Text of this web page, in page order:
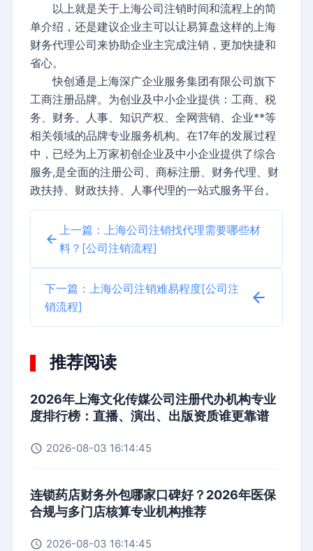
以上就是关于上海公司注销时间和流程上的简
单介绍，还是建议企业主可以让易算盘这样的上海
财务代理公司来协助企业主完成注销，更加快捷和
省心。
快创通是上海深广企业服务集团有限公司旗下
工商注册品牌。为创业及中小企业提供：工商、税
务、财务、人事、知识产权、全网营销、企业**等
相关领域的品牌专业服务机构。在17年的发展过程
中，已经为上万家初创企业及中小企业提供了综合
服务,是全面的注册公司、商标注册、财务代理、财
政扶持、财政扶持、人事代理的一站式服务平台。
上一篇：上海公司注销找代理需要哪些材
料？[公司注销流程]
下一篇：上海公司注销难易程度[公司注
销流程]
推荐阅读
2026年上海文化传媒公司注册代办机构专业
度排行榜：直播、演出、出版资质谁更靠谱
2026-08-03 16:14:45
连锁药店财务外包哪家口碑好？2026年医保
合规与多门店核算专业机构推荐
2026-08-03 16:14:45